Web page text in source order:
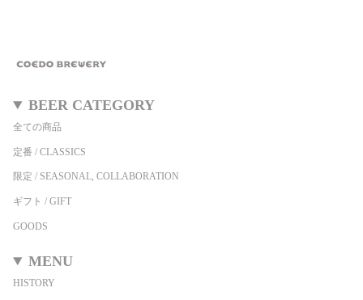
BEER CATEGORY
全ての商品
定番 / CLASSICS
限定 / SEASONAL, COLLABORATION
ギフト / GIFT
GOODS
MENU
HISTORY